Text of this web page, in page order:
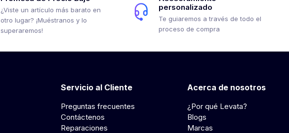
¿Viste un artículo más barato en
otro lugar? ¡Muéstranos y lo
superaremos!
personalizado
Te guiaremos a través de todo el
proceso de compra
Servicio al Cliente
Preguntas frecuentes
Contáctenos
Reparaciones
Acerca de nosotros
¿Por qué Levata?
Blogs
Marcas